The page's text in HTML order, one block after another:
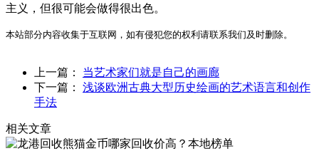
主义，但很可能会做得很出色。
本站部分内容收集于互联网，如有侵犯您的权利请联系我们及时删除。
上一篇： 当艺术家们就是自己的画廊
下一篇： 浅谈欧洲古典大型历史绘画的艺术语言和创作
手法
相关文章